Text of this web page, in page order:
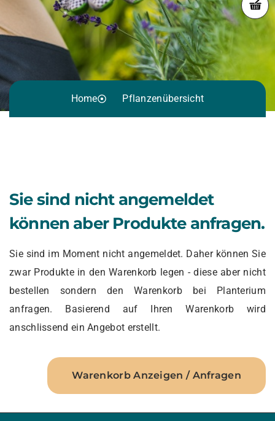
Home Pflanzenübersicht
Sie sind nicht angemeldet
können aber Produkte anfragen.
Sie sind im Moment nicht angemeldet. Daher können Sie
zwar Produkte in den Warenkorb legen - diese aber nicht
bestellen sondern den Warenkorb bei Planterium
anfragen. Basierend auf Ihren Warenkorb wird
anschlissend ein Angebot erstellt.
Warenkorb Anzeigen / Anfragen